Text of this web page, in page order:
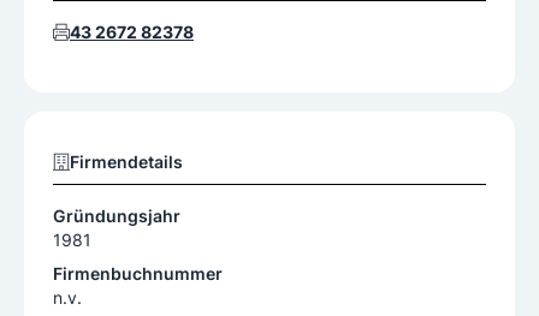
43 2672 82378
Firmendetails
Gründungsjahr
1981
Firmenbuchnummer
n.v.